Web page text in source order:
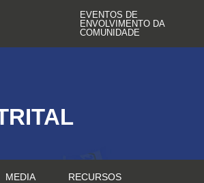
EVENTOS DE
ENVOLVIMENTO DA
COMUNIDADE
MEDIA RECURSOS